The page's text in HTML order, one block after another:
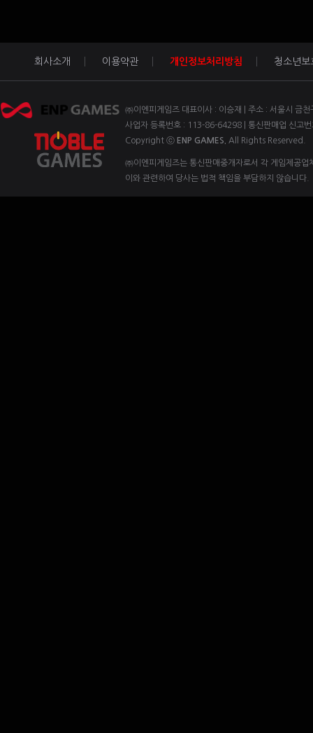
회사소개 이용약관 개인정보처리방침 청소년보
㈜이엔피게임즈 대표이사 : 이승재 | 주소 : 서울시
사업자 등록번호 : 113-86-64298 | 통신판매업 신고
Copyright ⓒ ENP GAMES. All Rights Reserved.
㈜이엔피게임즈는 통신판매중개자로서 각 게임제공
이와 관련하여 당사는 법적 책임을 부담하지 않습니다.